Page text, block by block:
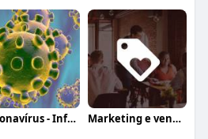
Coronavírus - Informação, orientação e a Marketing e vendas